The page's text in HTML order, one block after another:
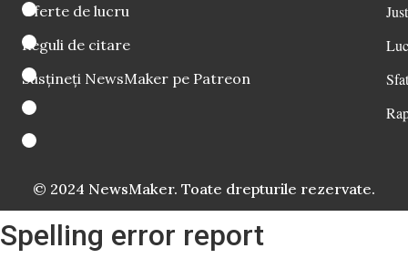
Oferte de lucru
Reguli de citare
Susțineți NewsMaker pe Patreon
© 2024 NewsMaker. Toate drepturile rezervate.
Spelling error report